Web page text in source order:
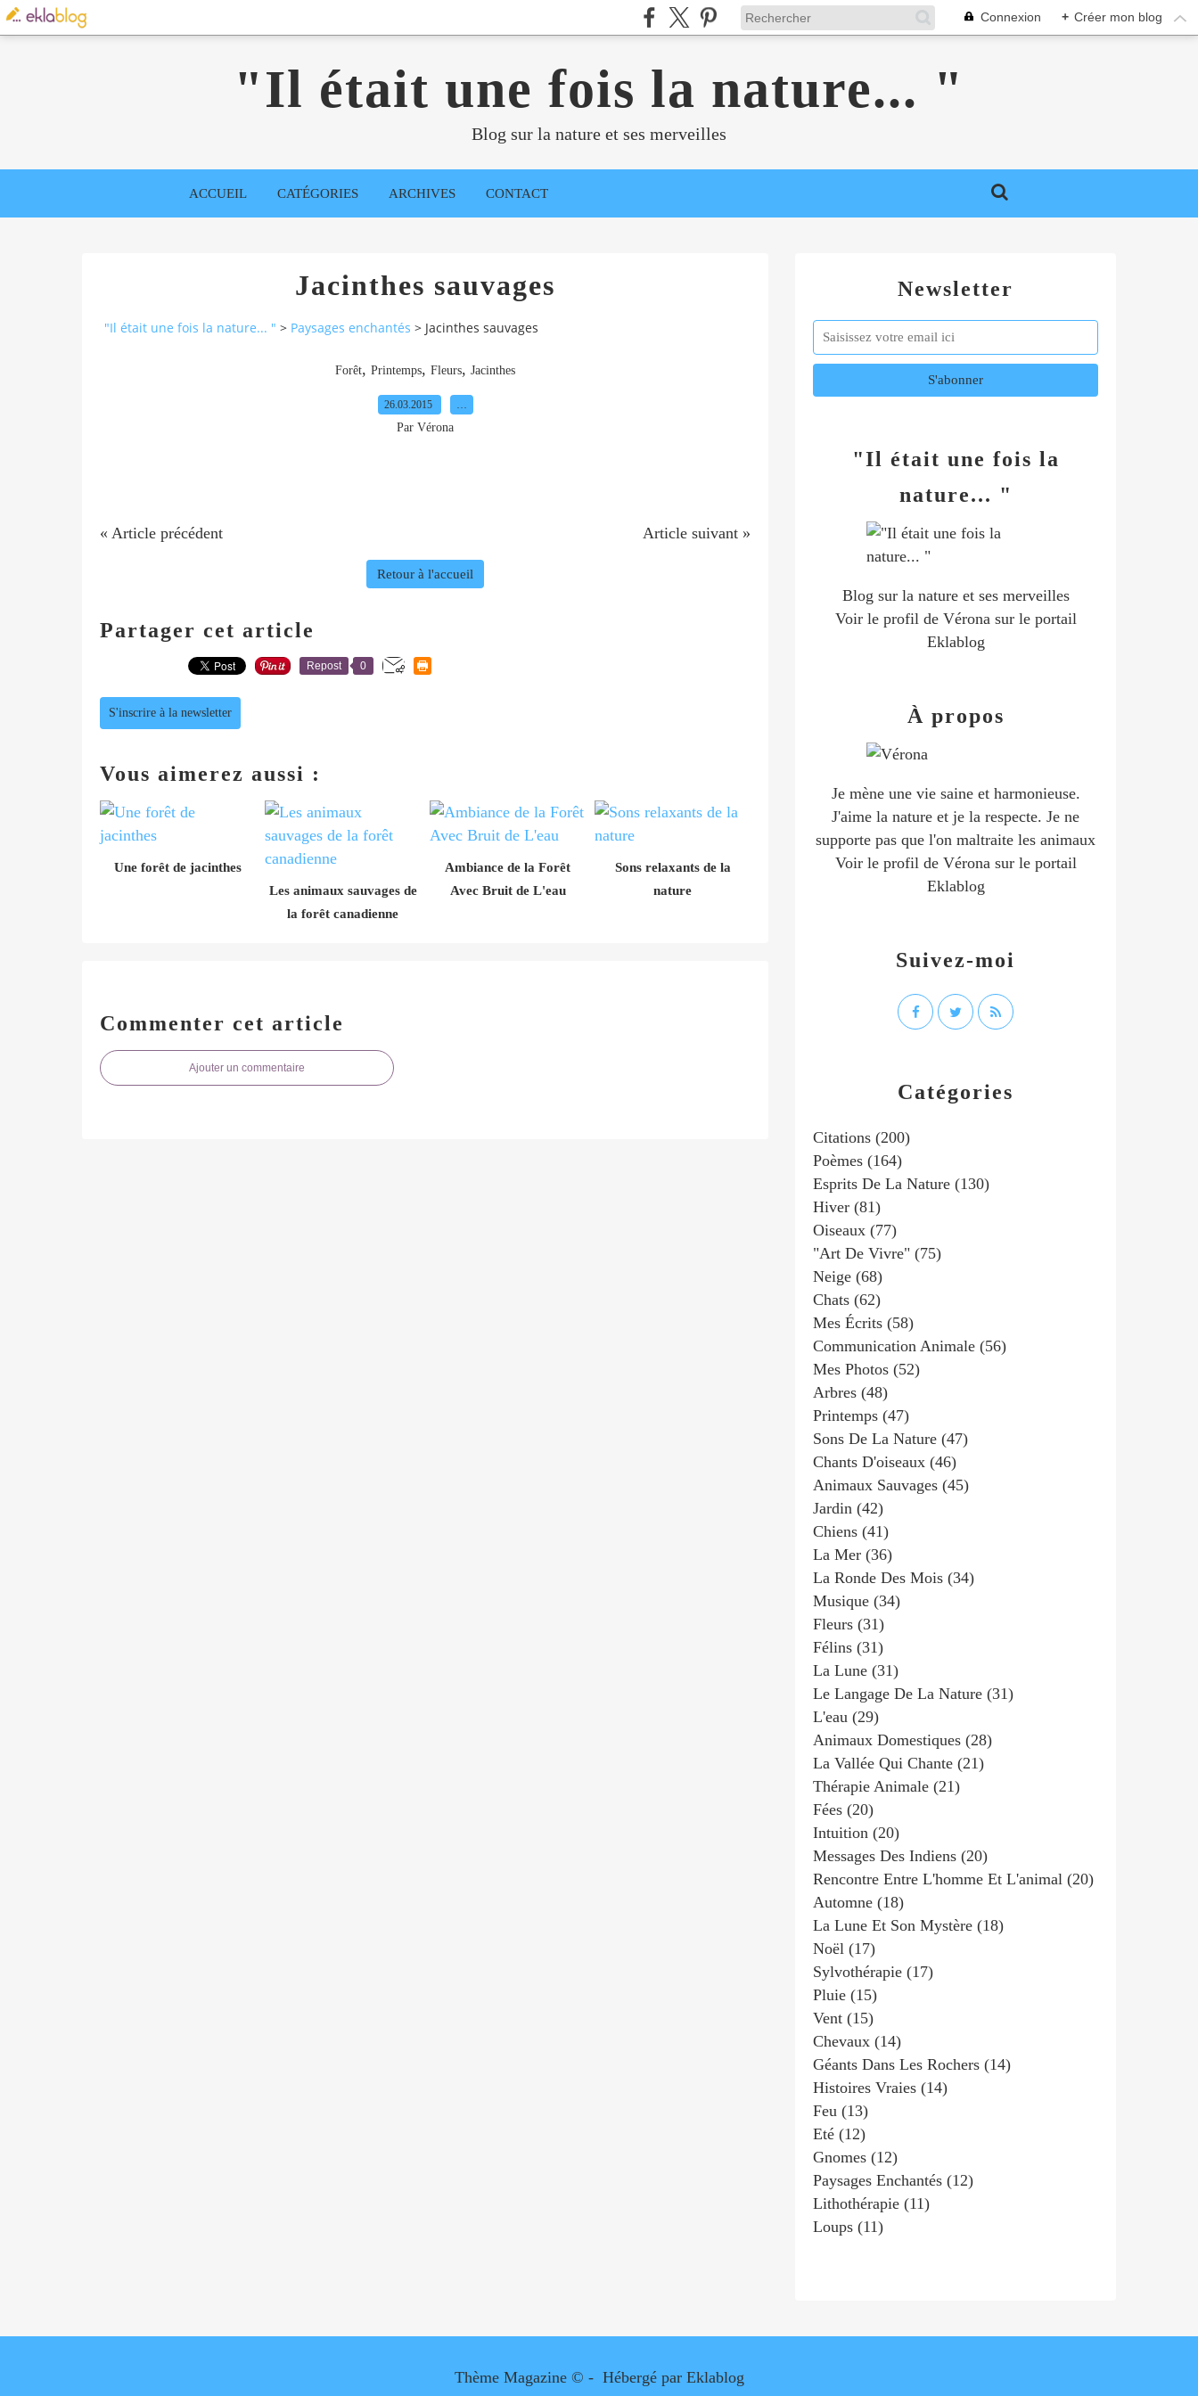
Connexion + Créer mon blog
"Il était une fois la nature... "
Blog sur la nature et ses merveilles
ACCUEIL CATÉGORIES ARCHIVES CONTACT
Jacinthes sauvages
"Il était une fois la nature... " > Paysages enchantés > Jacinthes sauvages
Forêt, Printemps, Fleurs, Jacinthes
26.03.2015
Par Vérona
« Article précédent Article suivant »
Retour à l'accueil
Partager cet article
Repost 0
S'inscrire à la newsletter
Vous aimerez aussi :
Une forêt de jacinthes
Les animaux sauvages de
la forêt canadienne
Ambiance de la Forêt
Avec Bruit de L'eau
Sons relaxants de la
nature
Commenter cet article
Ajouter un commentaire
Newsletter
Catégories
Citations (200)
Poèmes (164)
Esprits De La Nature (130)
Hiver (81)
Oiseaux (77)
"art De Vivre" (75)
Neige (68)
Chats (62)
Mes Écrits (58)
Communication Animale (56)
Mes Photos (52)
Arbres (48)
Printemps (47)
Sons De La Nature (47)
Chants D'oiseaux (46)
Animaux Sauvages (45)
Jardin (42)
Chiens (41)
La Mer (36)
La Ronde Des Mois (34)
Musique (34)
Fleurs (31)
Félins (31)
La Lune (31)
Le Langage De La Nature (31)
L'eau (29)
Animaux Domestiques (28)
La Vallée Qui Chante (21)
Thérapie Animale (21)
Fées (20)
Intuition (20)
Messages Des Indiens (20)
Rencontre Entre L'homme Et L'animal (20)
Automne (18)
La Lune Et Son Mystère (18)
Noël (17)
Sylvothérapie (17)
Pluie (15)
Vent (15)
Chevaux (14)
Géants Dans Les Rochers (14)
Histoires Vraies (14)
Feu (13)
Eté (12)
Gnomes (12)
Paysages Enchantés (12)
Lithothérapie (11)
Loups (11)
"Il était une fois la
nature... "
Blog sur la nature et ses merveilles
Voir le profil de Véronasur le portail
Eklablog
Suivez-moi
À propos
Je mène une vie saine et harmonieuse.
J'aime la nature et je la respecte. Je ne
supporte pas que l'on maltraite les animaux
Voir le profil de Véronasur le portail
Eklablog
Thème Magazine © - Hébergé par Eklablog